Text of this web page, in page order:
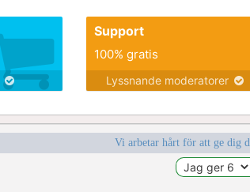
Support
100% gratis
Lyssnande moderatorer
Vi arbetar hårt för att ge dig